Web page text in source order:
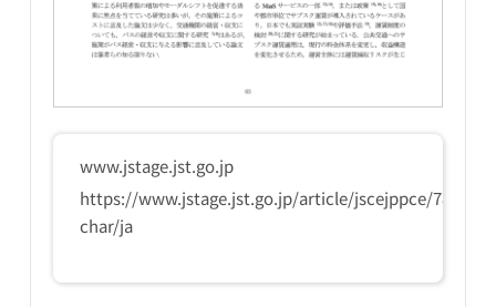
www.jstage.jst.go.jp
https://www.jstage.jst.go.jp/article/jscejppce/78/1/
char/ja